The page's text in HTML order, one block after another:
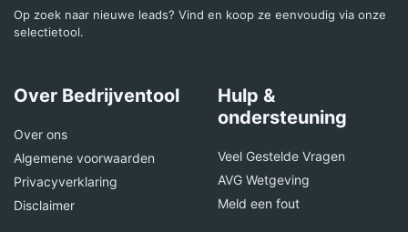
Op zoek naar nieuwe leads? Vind en koop ze eenvoudig via onze
selectietool.
Over Bedrijventool
Over ons
Algemene voorwaarden
Privacyverklaring
Disclaimer
Hulp &
ondersteuning
Veel Gestelde Vragen
AVG Wetgeving
Meld een fout